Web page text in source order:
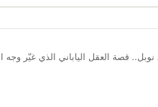
قصة العقل الياباني الذي غيّر وجه